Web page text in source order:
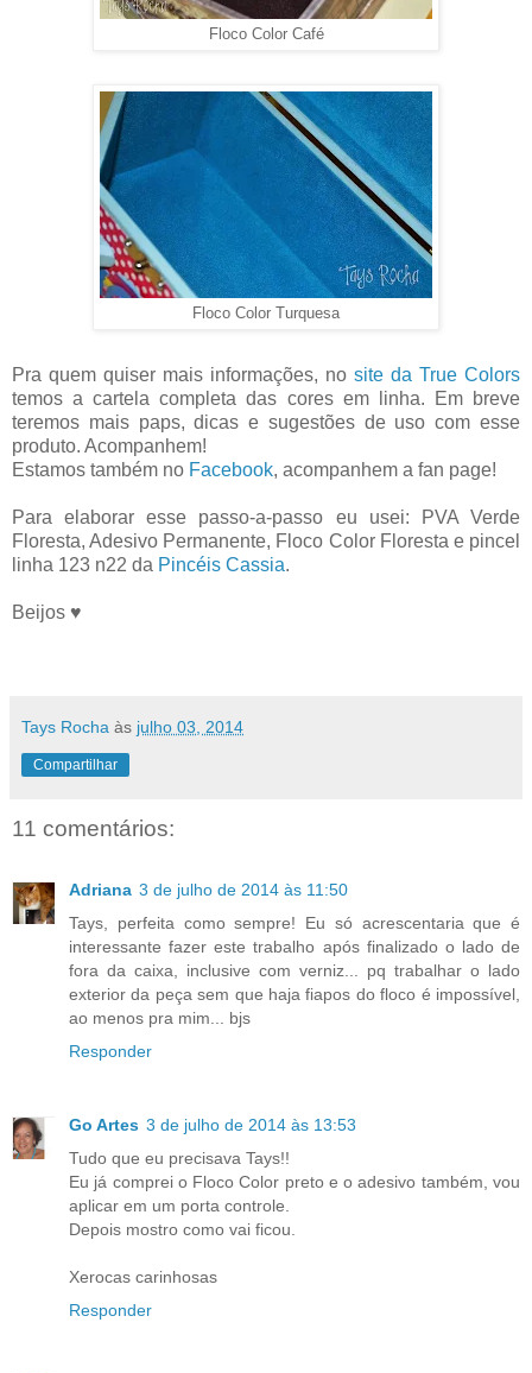
Floco Color Café
Floco Color Turquesa
Pra quem quiser mais informações, no site da True Colors
temos a cartela completa das cores em linha. Em breve
teremos mais paps, dicas e sugestões de uso com esse
produto. Acompanhem!
Estamos também no Facebook, acompanhem a fan page!
Para elaborar esse passo-a-passo eu usei: PVA Verde
Floresta, Adesivo Permanente, Floco Color Floresta e pincel
linha 123 n22 da Pincéis Cassia.
Beijos ♥
Tays Rocha às julho 03, 2014
Compartilhar
11 comentários:
Adriana 3 de julho de 2014 às 11:50
Tays, perfeita como sempre! Eu só acrescentaria que é
interessante fazer este trabalho após finalizado o lado de
fora da caixa, inclusive com verniz... pq trabalhar o lado
exterior da peça sem que haja fiapos do floco é impossível,
ao menos pra mim... bjs
Responder
Go Artes 3 de julho de 2014 às 13:53
Tudo que eu precisava Tays!!
Eu já comprei o Floco Color preto e o adesivo também, vou
aplicar em um porta controle.
Depois mostro como vai ficou.
Xerocas carinhosas
Responder